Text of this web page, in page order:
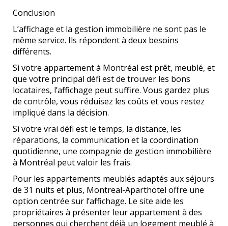
Conclusion
L’affichage et la gestion immobilière ne sont pas le
même service. Ils répondent à deux besoins
différents.
Si votre appartement à Montréal est prêt, meublé, et
que votre principal défi est de trouver les bons
locataires, l’affichage peut suffire. Vous gardez plus
de contrôle, vous réduisez les coûts et vous restez
impliqué dans la décision.
Si votre vrai défi est le temps, la distance, les
réparations, la communication et la coordination
quotidienne, une compagnie de gestion immobilière
à Montréal peut valoir les frais.
Pour les appartements meublés adaptés aux séjours
de 31 nuits et plus, Montreal-Aparthotel offre une
option centrée sur l’affichage. Le site aide les
propriétaires à présenter leur appartement à des
personnes qui cherchent déjà un logement meublé à